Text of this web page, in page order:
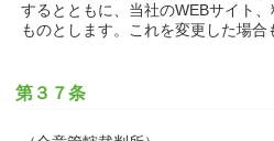
するとともに、当社のWEBサイト
ものとします。これを変更した場合
第３７条